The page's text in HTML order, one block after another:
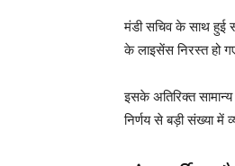
मंडी सचिव के साथ हुई
के लाइसेंस निरस्त हो
इसके अतिरिक्त
निर्णय से बड़ी संख्या में